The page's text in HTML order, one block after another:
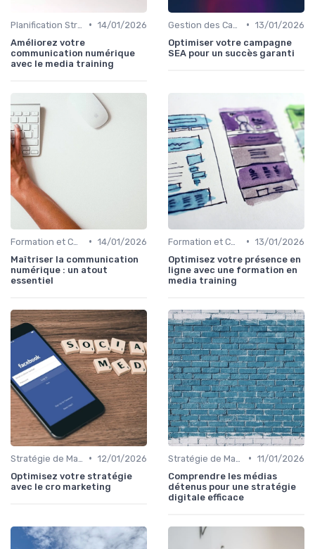
• 14/01/2026
Améliorez votre
communication numérique
avec le media training
• 13/01/2026
Optimiser votre campagne
SEA pour un succès garanti
• 14/01/2026
Maîtriser la communication
numérique : un atout
essentiel
• 13/01/2026
Optimisez votre présence en
ligne avec une formation en
media training
• 12/01/2026
Optimisez votre stratégie
avec le cro marketing
• 11/01/2026
Comprendre les médias
détenus pour une stratégie
digitale efficace